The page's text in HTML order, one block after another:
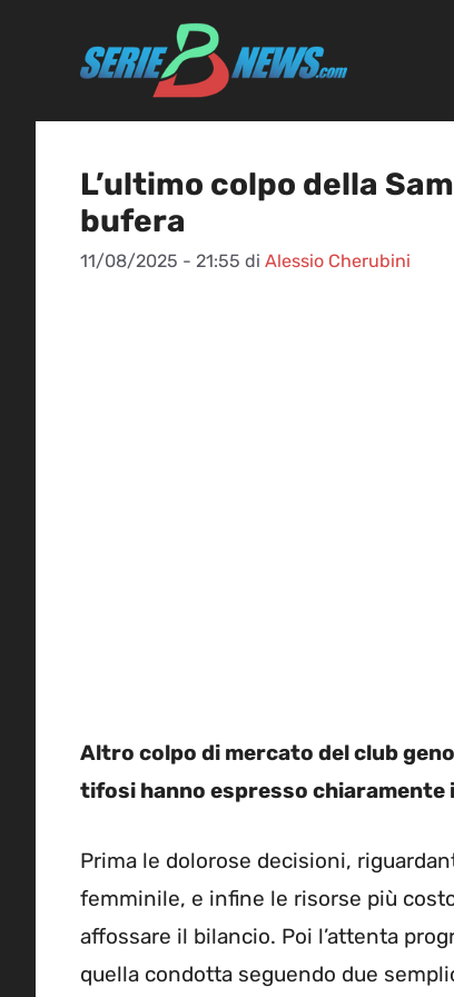
L’ultimo colpo della
bufera
11/08/2025 - 21:55 di Alessio Cherubini
Altro colpo di mercato del club
tifosi hanno espresso chiaramente
Prima le dolorose decisioni,
femminile, e infine le risorse più
affossare il bilancio. Poi l’attenta
quella condotta seguendo due